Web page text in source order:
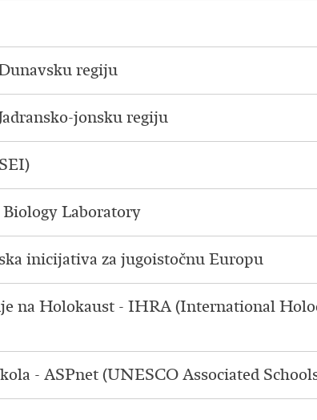
regiju
jonsku regiju
Laboratory
inicijativa za jugoistočnu Europu
na Holokaust - IHRA (International
- ASPnet (UNESCO Associated